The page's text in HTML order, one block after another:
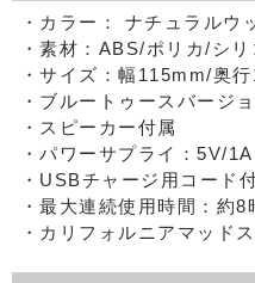
・カラー： ナチュラルウ
・素材：ABS/ポリカ/シリ
・サイズ：幅115mm/奥
・ブルートゥースバージ
・スピーカー付属
・パワーサプライ：5V/1A
・USBチャージ用コード
・最大連続使用時間：約8
・カリフォルニアマッド